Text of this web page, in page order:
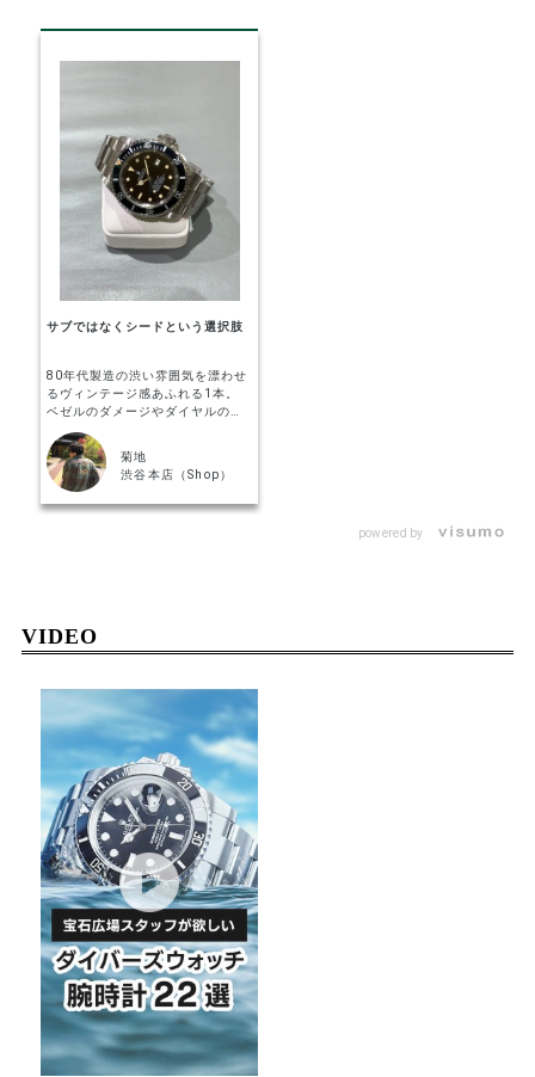
サブではなくシードという選択肢
80年代製造の渋い雰囲気を漂わせ
るヴィンテージ感あふれる1本。
ベゼルのダメージやダイヤルの劣
化が唯一無二のかっこよさを感じ
ます！ サブマリーナーではなく、
あえてシードゥエラーを選ぶのが
大人の遊び心です。
渋谷本店（Shop）
菊地
powered by
VIDEO